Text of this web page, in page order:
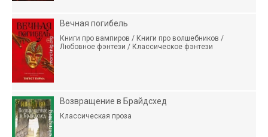
Вечная погибель
Книги про вампиров / Книги про волшебников /
Любовное фэнтези / Классическое фэнтези
Возвращение в Брайдсхед
Классическая проза